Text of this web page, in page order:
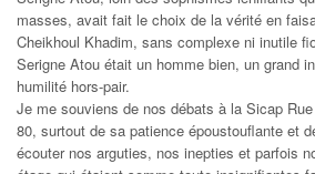
masses, avait fait le choix de la vérité en
Cheikhoul Khadim, sans complexe ni inutile
Serigne Atou était un homme bien, un grand
humilité hors-pair.
Je me souviens de nos débats à la Sicap
80, surtout de sa patience époustouflante et
écouter nos arguties, nos inepties et parfois